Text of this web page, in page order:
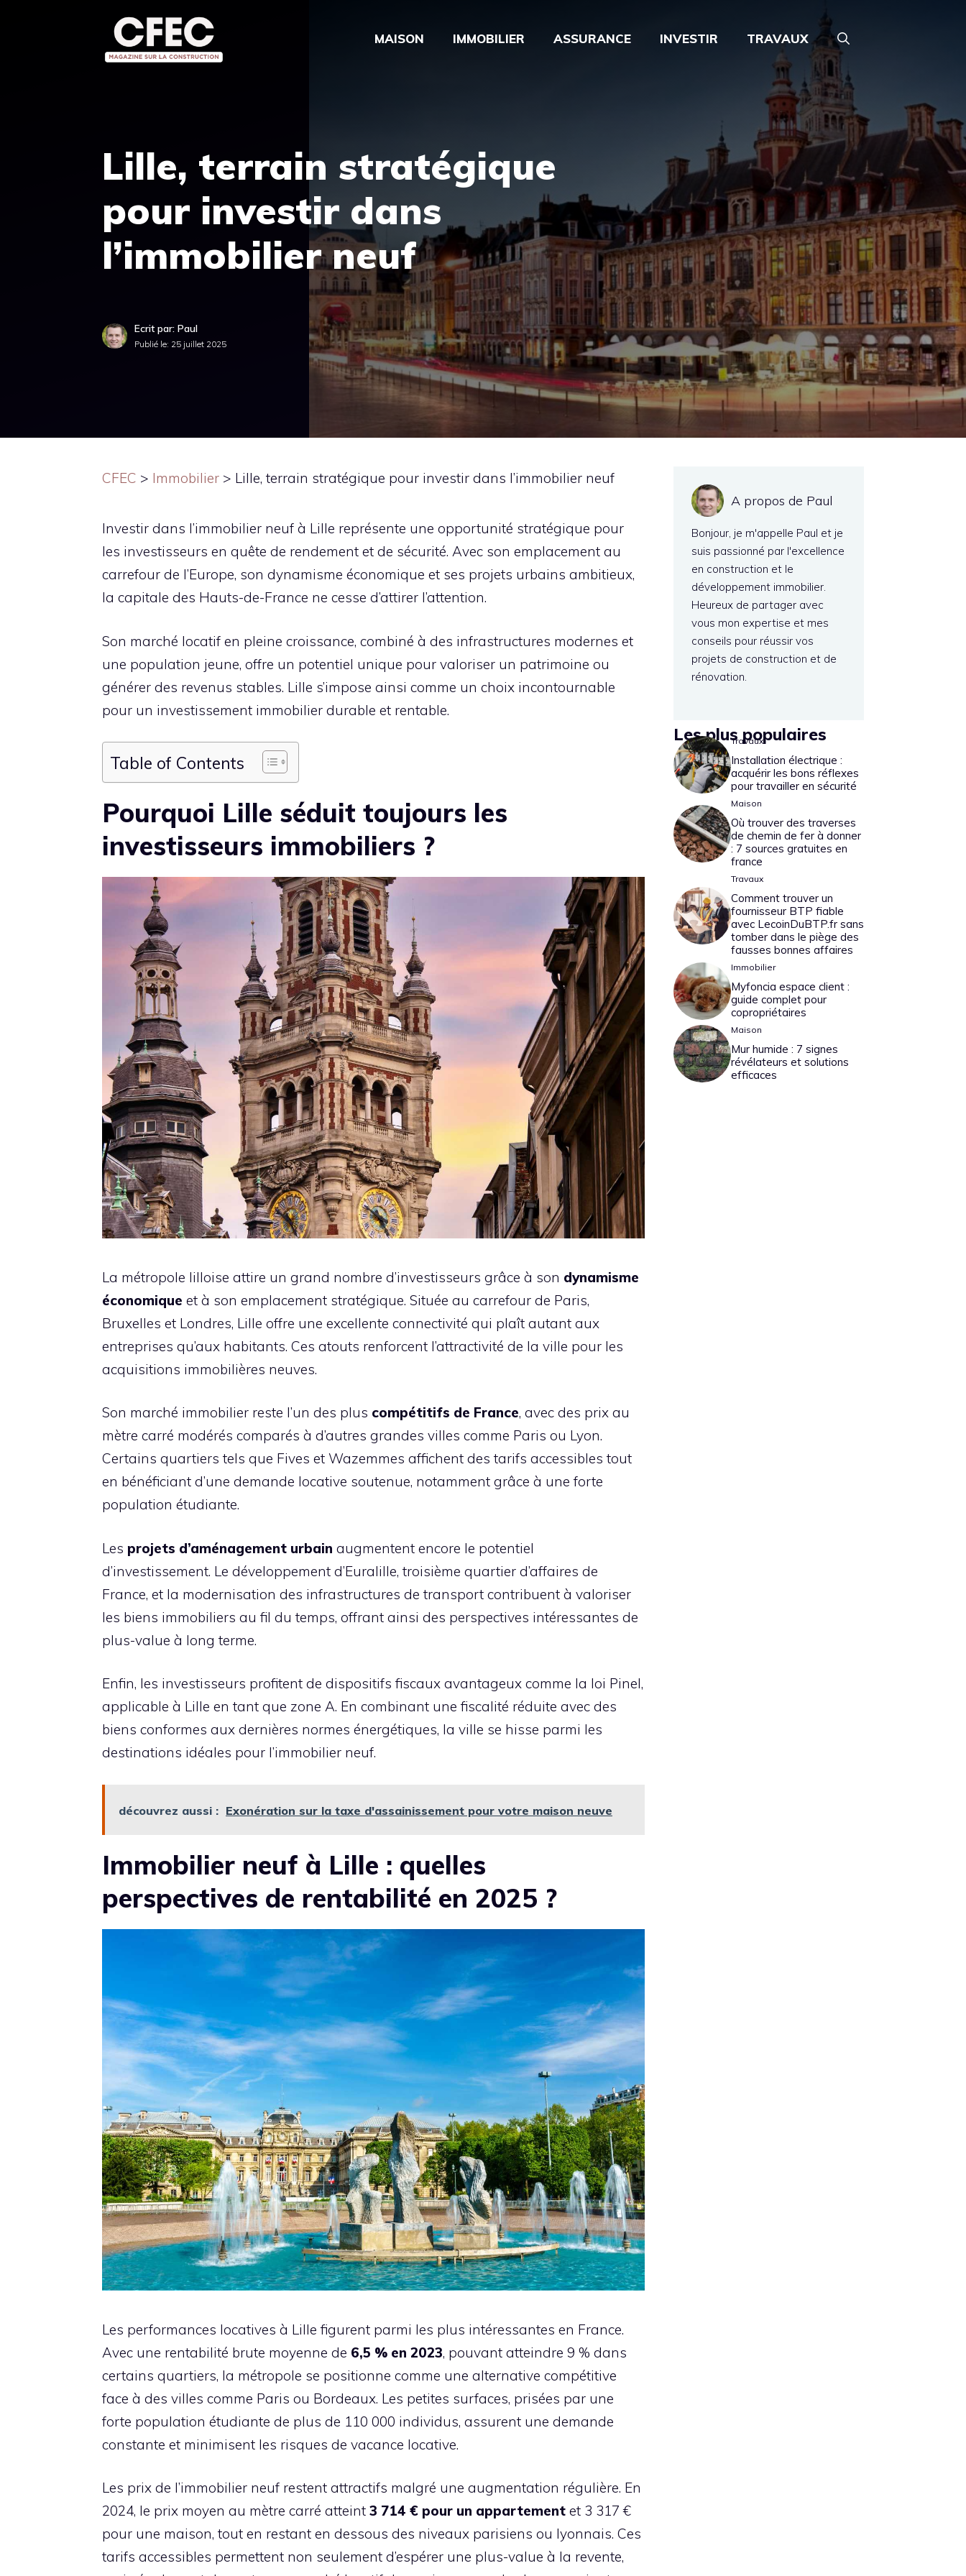
MAISON IMMOBILIER ASSURANCE INVESTIR TRAVAUX
Lille, terrain stratégique
pour investir dans
l’immobilier neuf
Ecrit par: Paul
Publié le: 25 juillet 2025
CFEC > Immobilier > Lille, terrain stratégique pour investir dans l’immobilier neuf
Investir dans l’immobilier neuf à Lille représente une opportunité stratégique pour
les investisseurs en quête de rendement et de sécurité. Avec son emplacement au
carrefour de l’Europe, son dynamisme économique et ses projets urbains ambitieux,
la capitale des Hauts-de-France ne cesse d’attirer l’attention.
Son marché locatif en pleine croissance, combiné à des infrastructures modernes et
une population jeune, offre un potentiel unique pour valoriser un patrimoine ou
générer des revenus stables. Lille s’impose ainsi comme un choix incontournable
pour un investissement immobilier durable et rentable.
Table of Contents
Pourquoi Lille séduit toujours les
investisseurs immobiliers ?
La métropole lilloise attire un grand nombre d’investisseurs grâce à son dynamisme
économique et à son emplacement stratégique. Située au carrefour de Paris,
Bruxelles et Londres, Lille offre une excellente connectivité qui plaît autant aux
entreprises qu’aux habitants. Ces atouts renforcent l’attractivité de la ville pour les
acquisitions immobilières neuves.
Son marché immobilier reste l’un des plus compétitifs de France, avec des prix au
mètre carré modérés comparés à d’autres grandes villes comme Paris ou Lyon.
Certains quartiers tels que Fives et Wazemmes affichent des tarifs accessibles tout
en bénéficiant d’une demande locative soutenue, notamment grâce à une forte
population étudiante.
Les projets d’aménagement urbain augmentent encore le potentiel
d’investissement. Le développement d’Euralille, troisième quartier d’affaires de
France, et la modernisation des infrastructures de transport contribuent à valoriser
les biens immobiliers au fil du temps, offrant ainsi des perspectives intéressantes de
plus-value à long terme.
Enfin, les investisseurs profitent de dispositifs fiscaux avantageux comme la loi Pinel,
applicable à Lille en tant que zone A. En combinant une fiscalité réduite avec des
biens conformes aux dernières normes énergétiques, la ville se hisse parmi les
destinations idéales pour l’immobilier neuf.
découvrez aussi : Exonération sur la taxe d'assainissement pour votre maison neuve
Immobilier neuf à Lille : quelles
perspectives de rentabilité en 2025 ?
Les performances locatives à Lille figurent parmi les plus intéressantes en France.
Avec une rentabilité brute moyenne de 6,5 % en 2023, pouvant atteindre 9 % dans
certains quartiers, la métropole se positionne comme une alternative compétitive
face à des villes comme Paris ou Bordeaux. Les petites surfaces, prisées par une
forte population étudiante de plus de 110 000 individus, assurent une demande
constante et minimisent les risques de vacance locative.
Les prix de l’immobilier neuf restent attractifs malgré une augmentation régulière. En
2024, le prix moyen au mètre carré atteint 3 714 € pour un appartement et 3 317 €
pour une maison, tout en restant en dessous des niveaux parisiens ou lyonnais. Ces
tarifs accessibles permettent non seulement d’espérer une plus-value à la revente,
A propos de Paul
Bonjour, je m'appelle Paul et je
suis passionné par l'excellence
en construction et le
développement immobilier.
Heureux de partager avec
vous mon expertise et mes
conseils pour réussir vos
projets de construction et de
rénovation.
Les plus populaires
Travaux
Installation électrique :
acquérir les bons réflexes
pour travailler en sécurité
Maison
Où trouver des traverses
de chemin de fer à donner
: 7 sources gratuites en
france
Travaux
Comment trouver un
fournisseur BTP fiable
avec LecoinDuBTP.fr sans
tomber dans le piège des
fausses bonnes affaires
Immobilier
Myfoncia espace client :
guide complet pour
copropriétaires
Maison
Mur humide : 7 signes
révélateurs et solutions
efficaces